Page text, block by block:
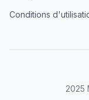
Conditions
2025